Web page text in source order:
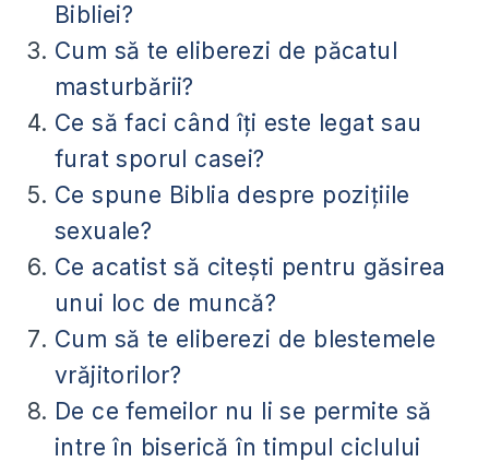
Bibliei?
Cum să te eliberezi de păcatul
masturbării?
Ce să faci când îți este legat sau
furat sporul casei?
Ce spune Biblia despre pozițiile
sexuale?
Ce acatist să citești pentru găsirea
unui loc de muncă?
Cum să te eliberezi de blestemele
vrăjitorilor?
De ce femeilor nu li se permite să
intre în biserică în timpul ciclului